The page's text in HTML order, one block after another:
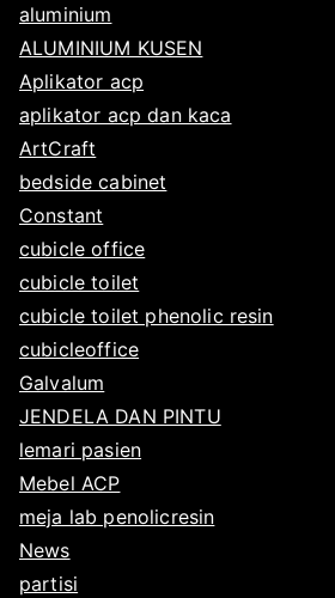
aluminium
ALUMINIUM KUSEN
Aplikator acp
aplikator acp dan kaca
ArtCraft
bedside cabinet
Constant
cubicle office
cubicle toilet
cubicle toilet phenolic resin
cubicleoffice
Galvalum
JENDELA DAN PINTU
lemari pasien
Mebel ACP
meja lab penolicresin
News
partisi